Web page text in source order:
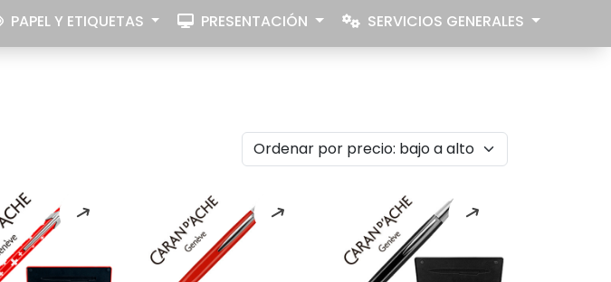
PAPEL Y ETIQUETAS PRESENTACIÓN SERVICIOS GENERALES